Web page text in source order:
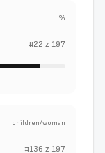
%
#22 z 197
children/woman
#136 z 197